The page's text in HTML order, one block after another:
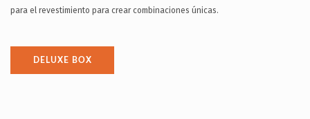
para el revestimiento para crear combinaciones únicas.
DELUXE BOX